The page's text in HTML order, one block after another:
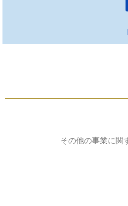
その他の事業に関